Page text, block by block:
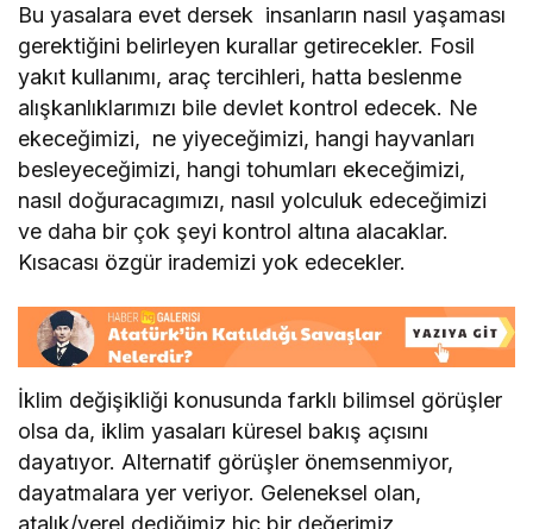
Bu yasalara evet dersek insanların nasıl yaşaması
gerektiğini belirleyen kurallar getirecekler. Fosil
yakıt kullanımı, araç tercihleri, hatta beslenme
alışkanlıklarımızı bile devlet kontrol edecek. Ne
ekeceğimizi, ne yiyeceğimizi, hangi hayvanları
besleyeceğimizi, hangi tohumları ekeceğimizi,
nasıl doğuracagımızı, nasıl yolculuk edeceğimizi
ve daha bir çok şeyi kontrol altına alacaklar.
Kısacası özgür irademizi yok edecekler.
İklim değişikliği konusunda farklı bilimsel görüşler
olsa da, iklim yasaları küresel bakış açısını
dayatıyor. Alternatif görüşler önemsenmiyor,
dayatmalara yer veriyor. Geleneksel olan,